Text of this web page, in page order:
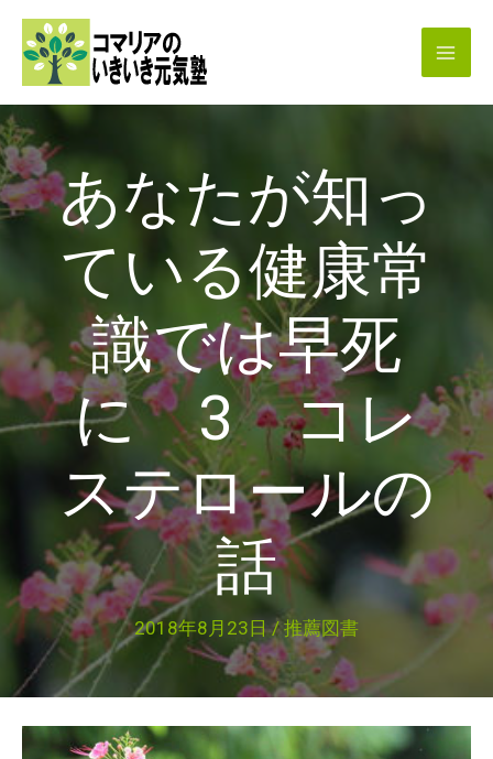
ス
キ
ッ
プ
あなたが知っ
ている健康常
識では早死
に 3 コレ
ステロールの
話
2018年8月23日/ 推薦図書